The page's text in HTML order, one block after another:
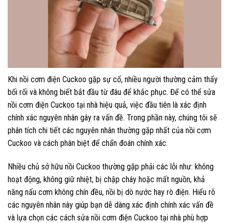
Khi nồi cơm điện Cuckoo gặp sự cố, nhiều người thường cảm thấy
bối rối và không biết bắt đầu từ đâu để khắc phục. Để có thể sửa
nồi cơm điện Cuckoo tại nhà hiệu quả, việc đầu tiên là xác định
chính xác nguyên nhân gây ra vấn đề. Trong phần này, chúng tôi sẽ
phân tích chi tiết các nguyên nhân thường gặp nhất của nồi cơm
Cuckoo và cách phân biệt để chẩn đoán chính xác.
Nhiều chủ sở hữu nồi Cuckoo thường gặp phải các lỗi như: không
hoạt động, không giữ nhiệt, bị chập cháy hoặc mất nguồn, khả
năng nấu cơm không chín đều, nồi bị dò nước hay rò điện. Hiểu rõ
các nguyên nhân này giúp bạn dễ dàng xác định chính xác vấn đề
và lựa chọn các cách sửa nồi cơm điện Cuckoo tại nhà phù hợp